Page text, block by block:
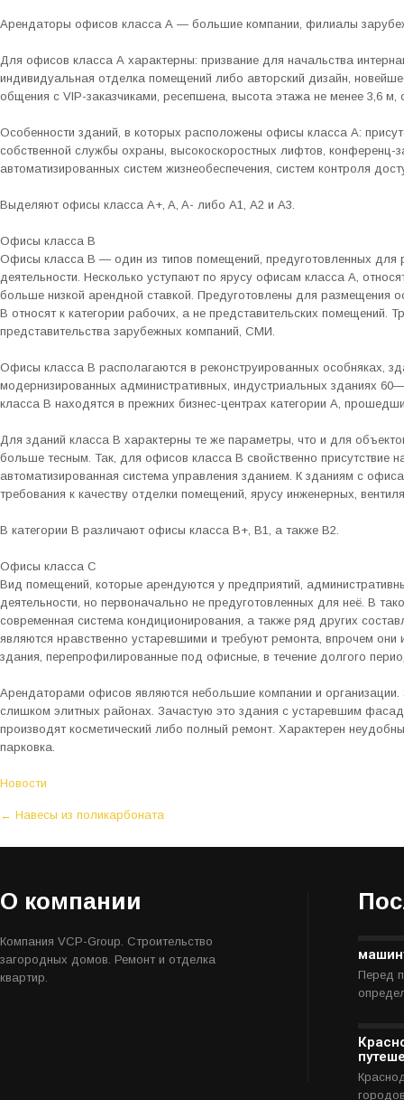
Арендаторы офисов класса А — большие компании, филиалы
Для офисов класса А характерны: призвание для начальства
индивидуальная отделка помещений либо авторский дизайн,
общения с VIP-заказчиками, ресепшена, высота этажа не менее 3,6 м,
Особенности зданий, в которых расположены офисы класса А:
собственной службы охраны, высокоскоростных лифтов, конференц-
автоматизированных систем жизнеобеспечения, систем контроля
Выделяют офисы класса A+, A, A- либо А1, А2 и А3.
Офисы класса В
Офисы класса В — один из типов помещений, предуготовленных для
деятельности. Несколько уступают по ярусу офисам класса А,
больше низкой арендной ставкой. Предуготовлены для размещения
B относят к категории рабочих, а не представительских помещений.
представительства зарубежных компаний, СМИ.
Офисы класса В располагаются в реконструированных особняках,
модернизированных административных, индустриальных зданиях
класса B находятся в прежних бизнес-центрах категории А,
Для зданий класса B характерны те же параметры, что и для
больше тесным. Так, для офисов класса B свойственно присутствие
автоматизированная система управления зданием. К зданиям с
требования к качеству отделки помещений, ярусу инженерных,
В категории B различают офисы класса B+, B1, а также B2.
Офисы класса С
Вид помещений, которые арендуются у предприятий,
деятельности, но первоначально не предуготовленных для неё. В
современная система кондиционирования, а также ряд других
являются нравственно устаревшими и требуют ремонта, впрочем они
здания, перепрофилированные под офисные, в течение долгого
Арендаторами офисов являются небольшие компании и
слишком элитных районах. Зачастую это здания с устаревшим
производят косметический либо полный ремонт. Характерен
парковка.
Новости
P
n
v
i
← Навесы из поликарбоната
О компании
Компания VCP-Group. Строительство
загородных домов. Ремонт и отделка
квартир.
Перед